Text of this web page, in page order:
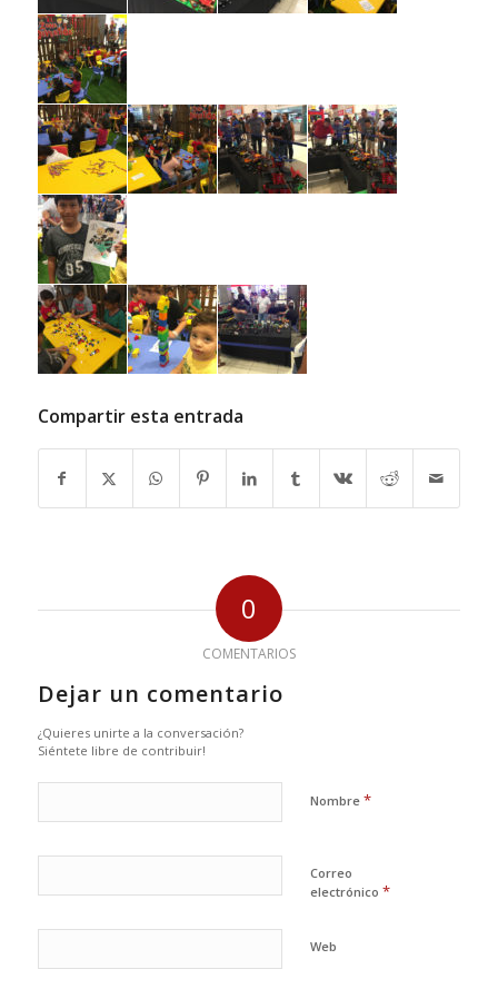
Compartir esta entrada
0
COMENTARIOS
Dejar un comentario
¿Quieres unirte a la conversación?
Siéntete libre de contribuir!
Nombre *
Correo
electrónico *
Web